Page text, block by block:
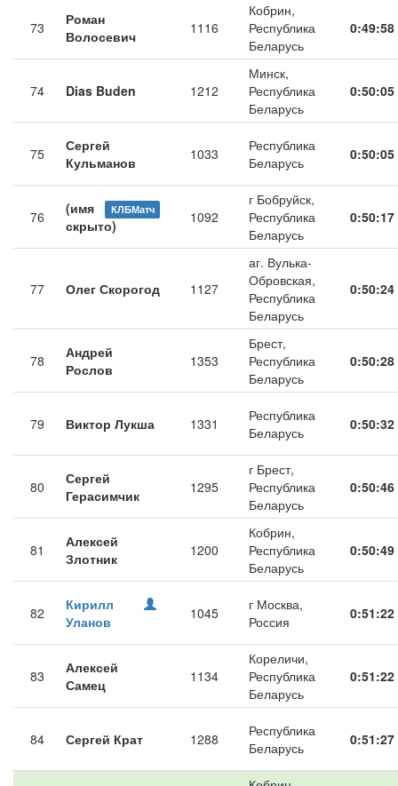
73
Роман
Волосевич
1116
Кобрин,
Республика
Беларусь
0:49:58
74 Dias Buden 1212
Минск,
Республика
Беларусь
0:50:05
75
Сергей
Кульманов
1033
Республика
Беларусь
0:50:05
76 КЛБМатч
(имя
скрыто)
1092
г Бобруйск,
Республика
Беларусь
0:50:17
77 Олег Скорогод 1127
аг. Вулька-
Обровская,
Республика
Беларусь
0:50:24
78
Андрей
Рослов
1353
Брест,
Республика
Беларусь
0:50:28
79 Виктор Лукша 1331
Республика
Беларусь
0:50:32
80
Сергей
Герасимчик
1295
г Брест,
Республика
Беларусь
0:50:46
81
Алексей
Злотник
1200
Кобрин,
Республика
Беларусь
0:50:49
82
Кирилл
Уланов
1045
г Москва,
Россия
0:51:22
83
Алексей
Самец
1134
Кореличи,
Республика
Беларусь
0:51:22
84 Сергей Крат 1288
Республика
Беларусь
0:51:27